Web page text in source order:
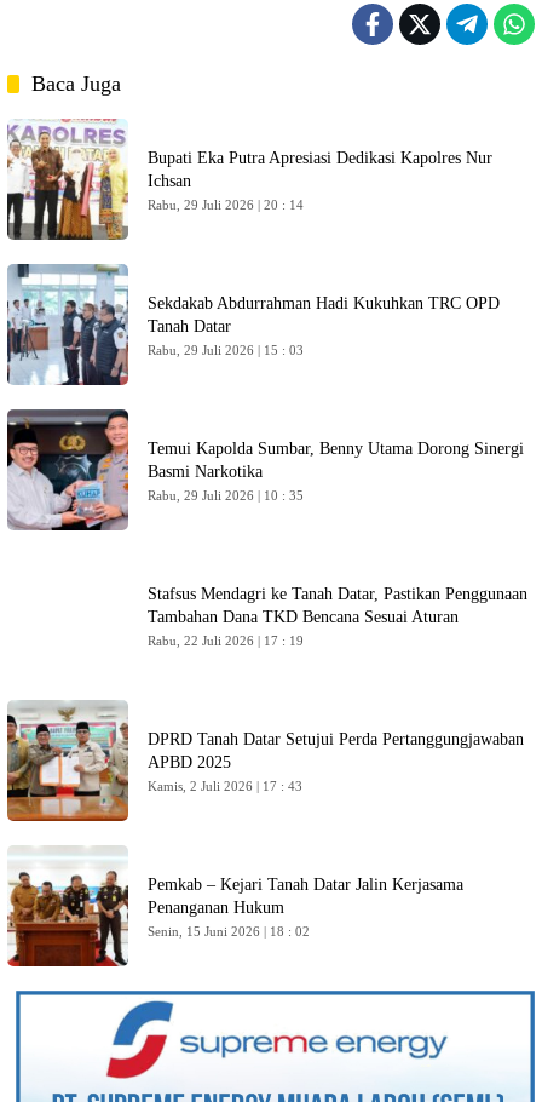
Baca Juga
Bupati Eka Putra Apresiasi Dedikasi Kapolres Nur
Ichsan
Rabu, 29 Juli 2026 | 20 : 14
Sekdakab Abdurrahman Hadi Kukuhkan TRC OPD
Tanah Datar
Rabu, 29 Juli 2026 | 15 : 03
Temui Kapolda Sumbar, Benny Utama Dorong Sinergi
Basmi Narkotika
Rabu, 29 Juli 2026 | 10 : 35
Stafsus Mendagri ke Tanah Datar, Pastikan Penggunaan
Tambahan Dana TKD Bencana Sesuai Aturan
Rabu, 22 Juli 2026 | 17 : 19
DPRD Tanah Datar Setujui Perda Pertanggungjawaban
APBD 2025
Kamis, 2 Juli 2026 | 17 : 43
Pemkab – Kejari Tanah Datar Jalin Kerjasama
Penanganan Hukum
Senin, 15 Juni 2026 | 18 : 02